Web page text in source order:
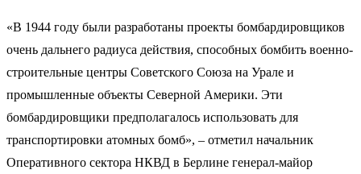
«В 1944 году были разработаны проекты бомбардировщиков
очень дальнего радиуса действия, способных бомбить военно-
строительные центры Советского Союза на Урале и
промышленные объекты Северной Америки. Эти
бомбардировщики предполагалось использовать для
транспортировки атомных бомб», – отметил начальник
Оперативного сектора НКВД в Берлине генерал-майор